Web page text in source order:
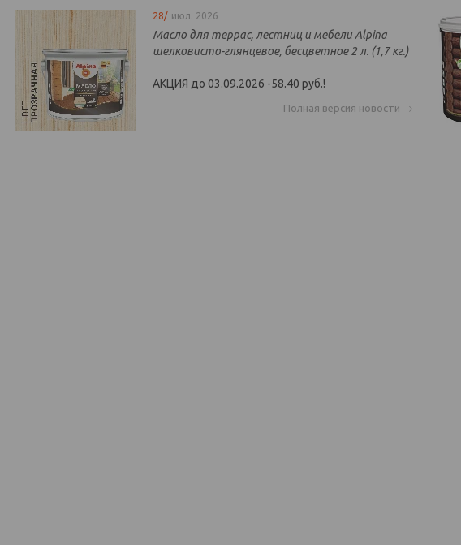
28/ июл. 2026
Масло для террас, лестниц и мебели Alpina
шелковисто-глянцевое, бесцветное 2 л. (1,7 кг.)
АКЦИЯ до 03.09.2026 -58.40 руб.!
Полная версия новости